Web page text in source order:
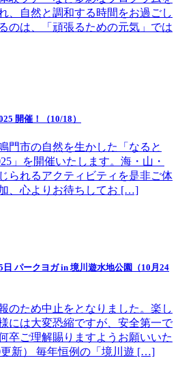
、自然と調和する時間をお過ごし
のは、「頑張るための元気」では
開催！（10/18）
門市の自然を生かした「なると
」を開催いたします。海・山・
られるアクティビティを是非ご体
、心よりお待ちしてお […]
日 パークヨガ in 境川遊水地公園（10月24
のため中止をとなりました。楽し
には大変恐縮ですが、安全第一で
卒ご理解賜りますようお願いいた
更新） 毎年恒例の「境川遊 […]